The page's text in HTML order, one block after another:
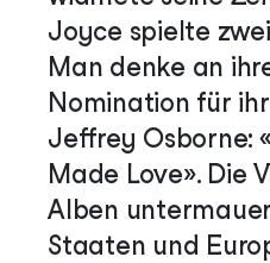
Joyce spielte
Man denke an
Nomination für
Jeffrey Osborne:
Made Love». Die
Alben
Staaten und